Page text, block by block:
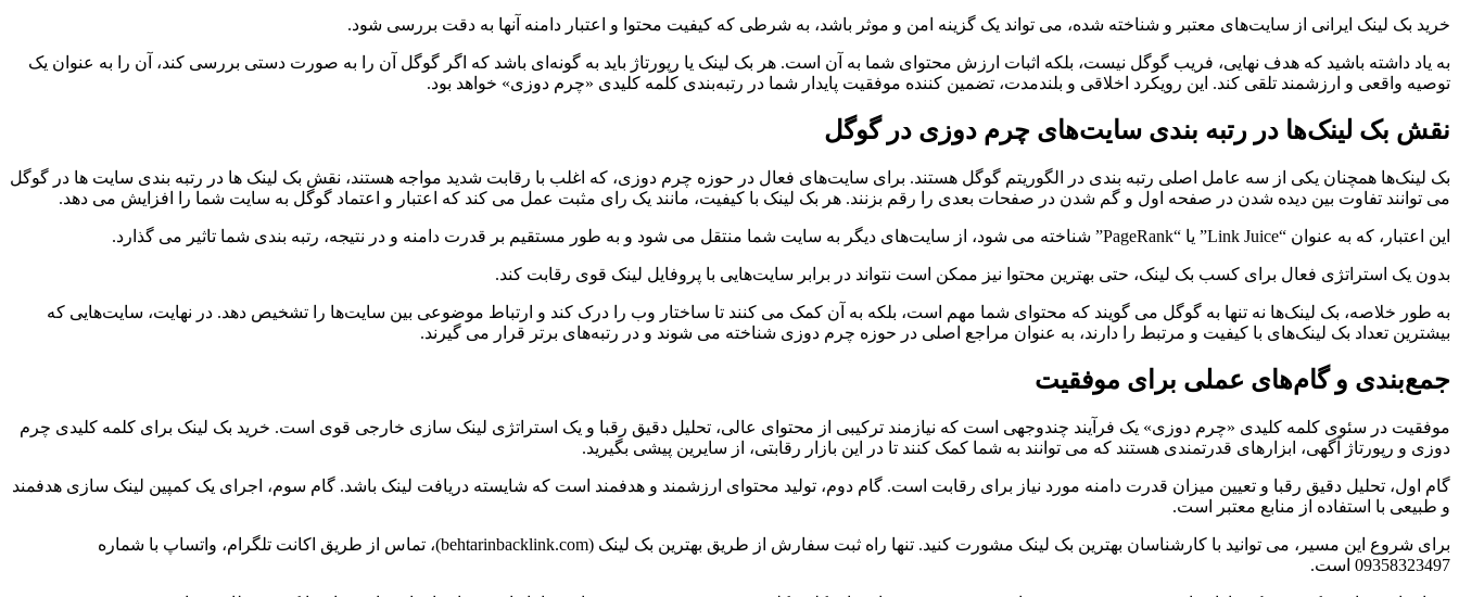
خرید بک لینک ایرانی از سایت‌های معتبر و شناخته شده، می تواند یک گزینه امن و موثر باشد، به شرطی که کیفیت محتوا و اعتبار دامنه آنها به دقت بررسی شود.
به یاد داشته باشید که هدف نهایی، فریب گوگل نیست، بلکه اثبات ارزش محتوای شما به آن است. هر بک لینک یا رپورتاژ باید به گونه‌ای باشد که اگر گوگل آن را به صورت دستی بررسی کند، آن را به عنوان یک
توصیه واقعی و ارزشمند تلقی کند. این رویکرد اخلاقی و بلندمدت، تضمین کننده موفقیت پایدار شما در رتبه‌بندی کلمه کلیدی «چرم دوزی» خواهد بود.
نقش بک لینک‌ها در رتبه بندی سایت‌های چرم دوزی در گوگل
بک لینک‌ها همچنان یکی از سه عامل اصلی رتبه بندی در الگوریتم گوگل هستند. برای سایت‌های فعال در حوزه چرم دوزی، که اغلب با رقابت شدید مواجه هستند، نقش بک لینک ها در رتبه بندی سایت ها در گوگل
می توانند تفاوت بین دیده شدن در صفحه اول و گم شدن در صفحات بعدی را رقم بزنند. هر بک لینک با کیفیت، مانند یک رای مثبت عمل می کند که اعتبار و اعتماد گوگل به سایت شما را افزایش می دهد.
این اعتبار، که به عنوان “Link Juice” یا “PageRank” شناخته می شود، از سایت‌های دیگر به سایت شما منتقل می شود و به طور مستقیم بر قدرت دامنه و در نتیجه، رتبه بندی شما تاثیر می گذارد.
بدون یک استراتژی فعال برای کسب بک لینک، حتی بهترین محتوا نیز ممکن است نتواند در برابر سایت‌هایی با پروفایل لینک قوی رقابت کند.
به طور خلاصه، بک لینک‌ها نه تنها به گوگل می گویند که محتوای شما مهم است، بلکه به آن کمک می کنند تا ساختار وب را درک کند و ارتباط موضوعی بین سایت‌ها را تشخیص دهد. در نهایت، سایت‌هایی که
بیشترین تعداد بک لینک‌های با کیفیت و مرتبط را دارند، به عنوان مراجع اصلی در حوزه چرم دوزی شناخته می شوند و در رتبه‌های برتر قرار می گیرند.
جمع‌بندی و گام‌های عملی برای موفقیت
موفقیت در سئوی کلمه کلیدی «چرم دوزی» یک فرآیند چندوجهی است که نیازمند ترکیبی از محتوای عالی، تحلیل دقیق رقبا و یک استراتژی لینک سازی خارجی قوی است. خرید بک لینک برای کلمه کلیدی چرم
دوزی و رپورتاژ آگهی، ابزارهای قدرتمندی هستند که می توانند به شما کمک کنند تا در این بازار رقابتی، از سایرین پیشی بگیرید.
گام اول، تحلیل دقیق رقبا و تعیین میزان قدرت دامنه مورد نیاز برای رقابت است. گام دوم، تولید محتوای ارزشمند و هدفمند است که شایسته دریافت لینک باشد. گام سوم، اجرای یک کمپین لینک سازی هدفمند
و طبیعی با استفاده از منابع معتبر است.
برای شروع این مسیر، می توانید با کارشناسان بهترین بک لینک مشورت کنید. تنها راه ثبت سفارش از طریق بهترین بک لینک (behtarinbacklink.com)، تماس از طریق اکانت تلگرام، واتساپ با شماره
09358323497 است.